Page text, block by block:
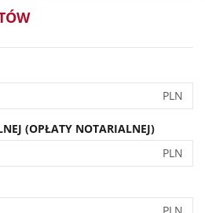
PLN
(OPŁATY NOTARIALNEJ)
PLN
PLN